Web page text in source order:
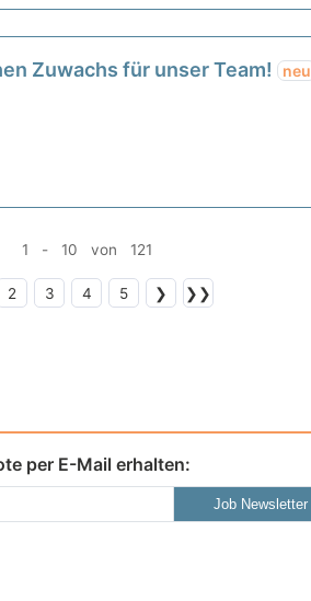
Zuwachs für unser Team! neu
1 - 10 von 121
2 3 4 5 ❯ ❯❯
per E-Mail erhalten:
Job Newsletter